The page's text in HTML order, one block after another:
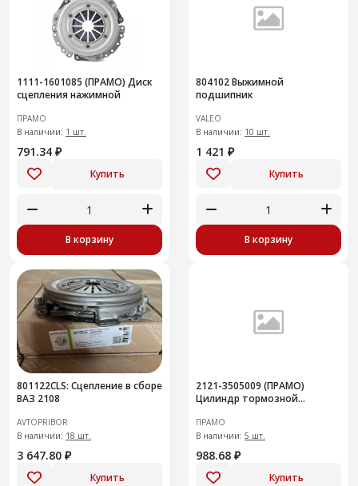
1111-1601085 (ПРАМО) Диск
сцепления нажимной
ПРАМО
В наличии: 1 шт.
791.34 ₽
Купить
В корзину
804102 Выжимной
подшипник
VALEO
В наличии: 10 шт.
1 421 ₽
Купить
В корзину
801122CLS: Сцепление в сборе
ВАЗ 2108
AVTOPRIBOR
В наличии: 18 шт.
3 647.80 ₽
Купить
2121-3505009 (ПРАМО)
Цилиндр тормозной
ПРАМО
В наличии: 5 шт.
988.68 ₽
Купить